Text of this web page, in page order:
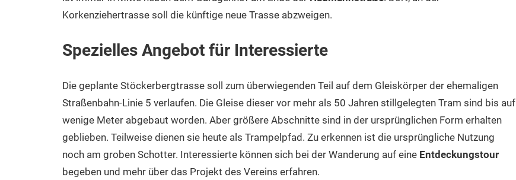
Korkenziehertrasse soll die künftige neue Trasse abzweigen.
Spezielles Angebot für Interessierte
Die geplante Stöckerbergtrasse soll zum überwiegenden Teil auf dem Gleiskörper der ehemaligen
Straßenbahn-Linie 5 verlaufen. Die Gleise dieser vor mehr als 50 Jahren stillgelegten Tram sind bis auf
wenige Meter abgebaut worden. Aber größere Abschnitte sind in der ursprünglichen Form erhalten
geblieben. Teilweise dienen sie heute als Trampelpfad. Zu erkennen ist die ursprüngliche Nutzung
noch am groben Schotter. Interessierte können sich bei der Wanderung auf eine Entdeckungstour
begeben und mehr über das Projekt des Vereins erfahren.